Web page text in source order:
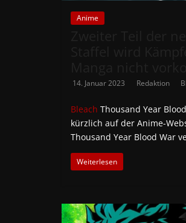
Anime
14. Januar 2023 Redaktion
Bleach Thousand Year
kürzlich auf der Anime-
Thousand Year Blood War
Weiterlesen